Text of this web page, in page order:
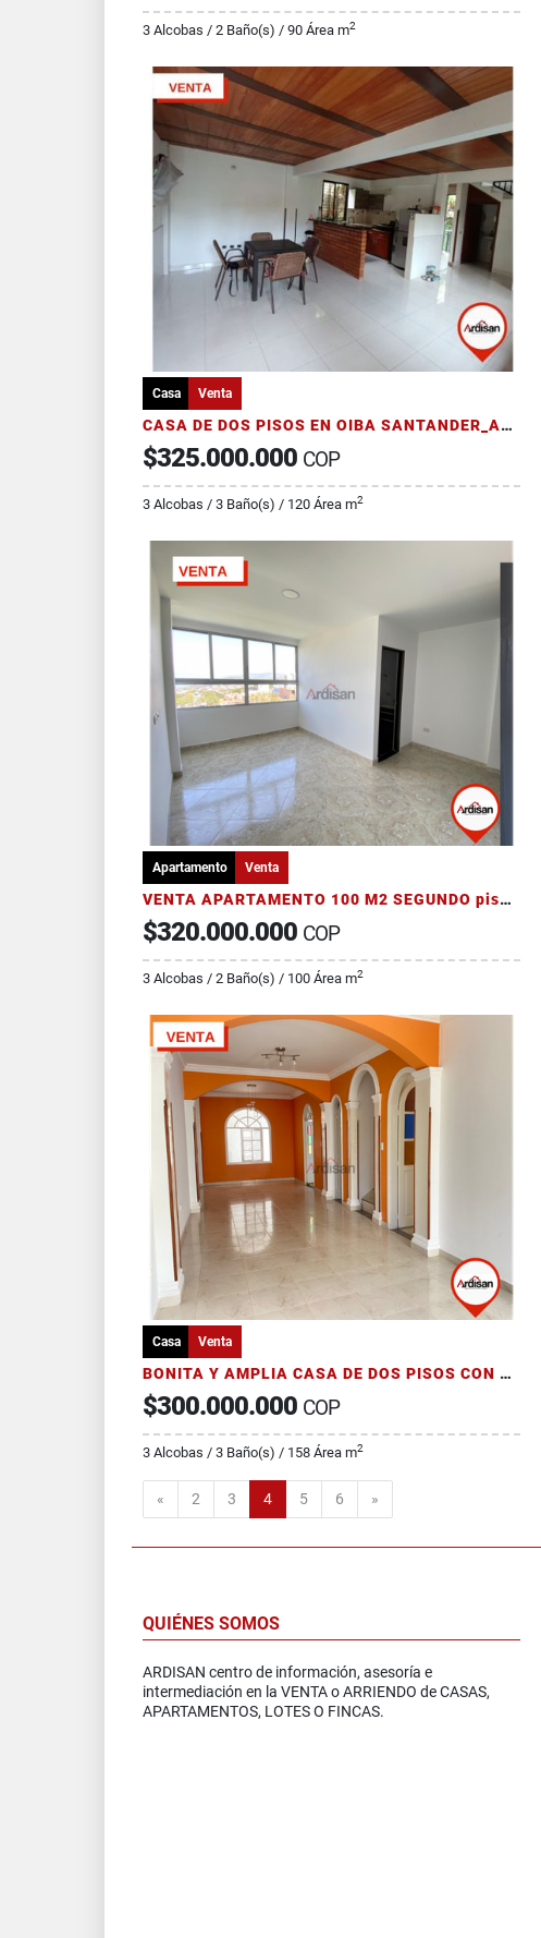
3 Alcobas / 2 Baño(s) / 90 Área m2
Casa Venta
CASA DE DOS PISOS EN OIBA SANTANDER_AMPLIA ZONAS VERDES
$325.000.000 COP
3 Alcobas / 3 Baño(s) / 120 Área m2
Apartamento Venta
VENTA APARTAMENTO 100 M2 SEGUNDO piso + PARQUEADERO 54 M2
$320.000.000 COP
3 Alcobas / 2 Baño(s) / 100 Área m2
Casa Venta
BONITA Y AMPLIA CASA DE DOS PISOS CON GARAJE (158 M2)
$300.000.000 COP
3 Alcobas / 3 Baño(s) / 158 Área m2
« Anterior
2 3 4 5 6 »
QUIÉNES SOMOS
ARDISAN centro de información, asesoría e
intermediación en la VENTA o ARRIENDO de CASAS,
APARTAMENTOS, LOTES O FINCAS.